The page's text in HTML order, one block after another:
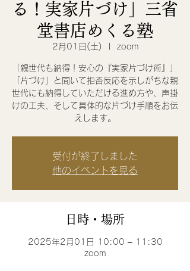
る！実家片づけ」三省
堂書店めくる塾
2月01日(土) zoom
「親世代も納得！安心の『実家片づけ術』」
「片づけ」と聞いて拒否反応を示しがちな親
世代にも納得していただける進め方や、声掛
けの工夫、そして具体的な片づけ手順をお伝
えします。
受付が終了しました
他のイベントを見る
日時・場所
2025年2月01日 10:00 – 11:30
zoom